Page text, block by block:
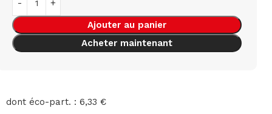
Ajouter au panier
Acheter maintenant
dont éco-part. : 6,33 €